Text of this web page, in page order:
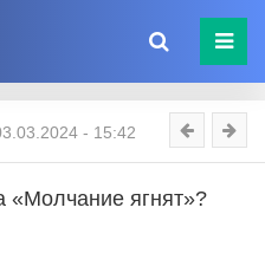
- 15:42
ягнят»?